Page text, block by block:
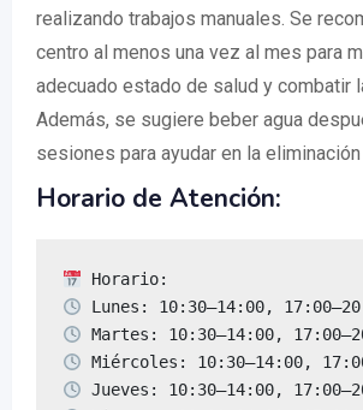
realizando trabajos manuales. Se
centro al menos una vez al mes para
adecuado estado de salud y combatir
Además, se sugiere beber agua
sesiones para ayudar en la
Horario de Atención: